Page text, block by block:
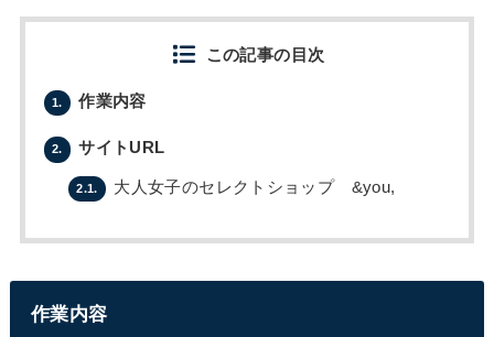
この記事の目次
1. 作業内容
2. サイトURL
2.1. 大人女子のセレクトショップ &you,
作業内容